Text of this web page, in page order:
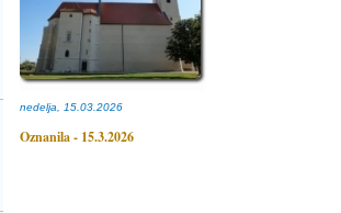
nedelja, 15.03.2026
Oznanila - 15.3.2026